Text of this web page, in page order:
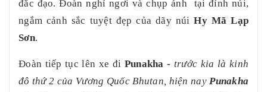
đắc đạo. Đoàn nghỉ ngơi và chụp ảnh tại đỉnh núi,
ngắm cảnh sắc tuyệt đẹp của dãy núiHy Mã Lạp
Sơn.
Đoàn tiếp tục lên xe đi Punakha - trước kia là kinh
đô thứ 2 của Vương Quốc Bhutan, hiện nayPunakha